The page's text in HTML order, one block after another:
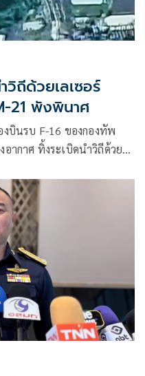
วิถีด้วยเลเซอร์
21 พังพินาศ
บินรบ F-16 ของกองทัพ
ากาศ ทิ้งระเบิดนำวิถีด้วย